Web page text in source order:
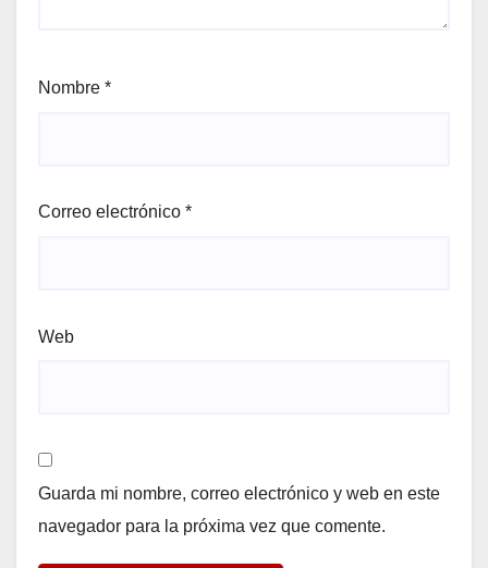
Nombre *
Correo electrónico *
Web
Guarda mi nombre, correo electrónico y web en este
navegador para la próxima vez que comente.